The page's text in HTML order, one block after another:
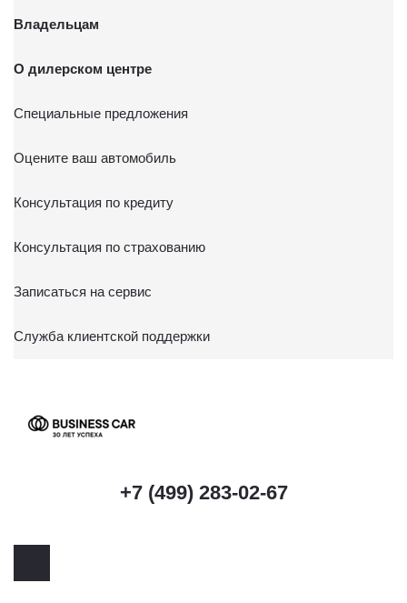
Владельцам
О дилерском центре
Специальные предложения
Оцените ваш автомобиль
Консультация по кредиту
Консультация по страхованию
Записаться на сервис
Служба клиентской поддержки
+7 (499) 283-02-67